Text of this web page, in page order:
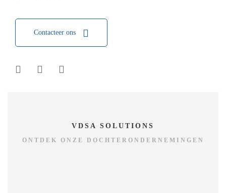
Contacteer ons
VDSA SOLUTIONS
ONTDEK ONZE DOCHTERONDERNEMINGEN